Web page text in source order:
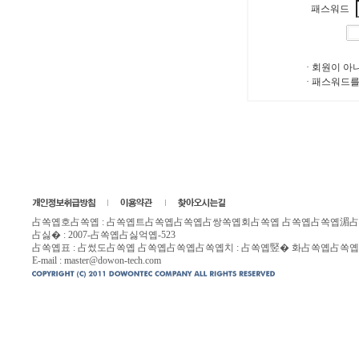
패스워드
· 회원이 아
· 패스워드
占쏙옙호占쏙옙 : 占쏙옙트占쏙옙占쏙옙占쌍쏙옙회占쏙옙 占쏙옙占쏙옙湄
占싫� : 2007-占쏙옙占싫억옙-523
占쏙옙표 : 占썼도占쏙옙 占쏙옙占쏙옙占쏙옙치 : 占쏙옙竪� 화占쏙옙占쏙
E-mail : master@dowon-tech.com